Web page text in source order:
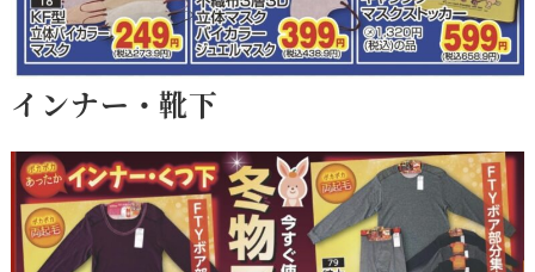
インナー・靴下